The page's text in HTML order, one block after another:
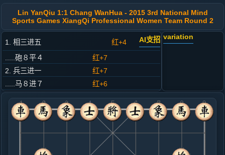
Lin YanQiu 1:1 Chang WanHua - 2015 3rd National Mind
Sports Games XiangQi Professional Women Team Round 2
1. 相三进五 红+4 AI支招
.....砲８平４
红+7
2. 兵三进一
红+7
.....马８进７
红+6
3. 马二进三
红+7
.....车９平８
红+9
4. 车一平二
红+6
.....车８进４
红+7
5. 炮二平一
红+5
variation